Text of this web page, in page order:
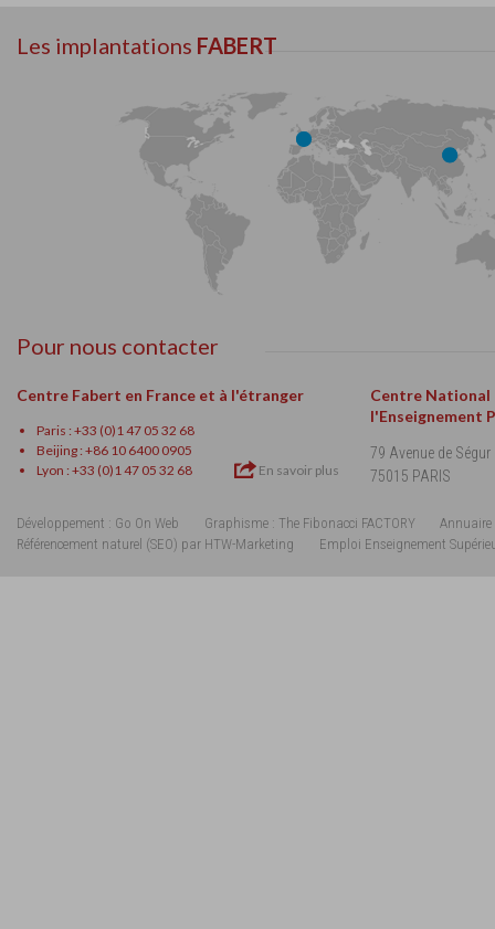
Les implantations FABERT
Pour nous contacter
Centre Fabert en France et à l'étranger
Paris : +33 (0)1 47 05 32 68
Beijing : +86 10 6400 0905
Lyon : +33 (0)1 47 05 32 68
En savoir plus
Centre National
l'Enseignement
79 Avenue de Ségur
75015 PARIS
Développement : Go On Web Graphisme : The Fibonacci FACTORY
Annuaire
Référencement naturel (SEO) par HTW-Marketing
Emploi Enseignement